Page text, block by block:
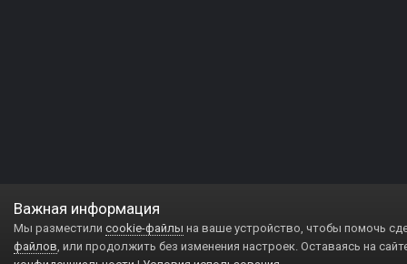
Важная информация
Мы разместили cookie-файлы на ваше устройство, чтобы помочь
файлов, или продолжить без изменения настроек. Оставаясь на